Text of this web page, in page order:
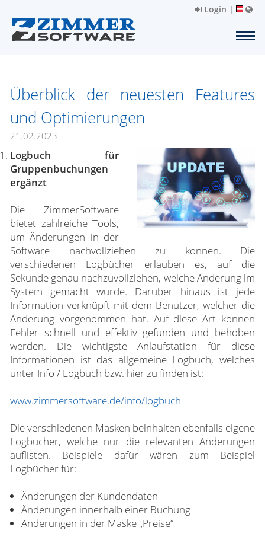
Login |
Überblick der neuesten Features
und Optimierungen
21.02.2023
Logbuch für
Gruppenbuchungen
ergänzt
Die ZimmerSoftware
bietet zahlreiche Tools,
um Änderungen in der
Software nachvollziehen zu können. Die
verschiedenen Logbücher erlauben es, auf die
Sekunde genau nachzuvollziehen, welche Änderung im
System gemacht wurde. Darüber hinaus ist jede
Information verknüpft mit dem Benutzer, welcher die
Änderung vorgenommen hat. Auf diese Art können
Fehler schnell und effektiv gefunden und behoben
werden. Die wichtigste Anlaufstation für diese
Informationen ist das allgemeine Logbuch, welches
unter Info / Logbuch bzw. hier zu finden ist:
www.zimmersoftware.de/info/logbuch
Die verschiedenen Masken beinhalten ebenfalls eigene
Logbücher, welche nur die relevanten Änderungen
auflisten. Beispiele dafür wären zum Beispiel
Logbücher für:
Änderungen der Kundendaten
Änderungen innerhalb einer Buchung
Änderungen in der Maske „Preise“